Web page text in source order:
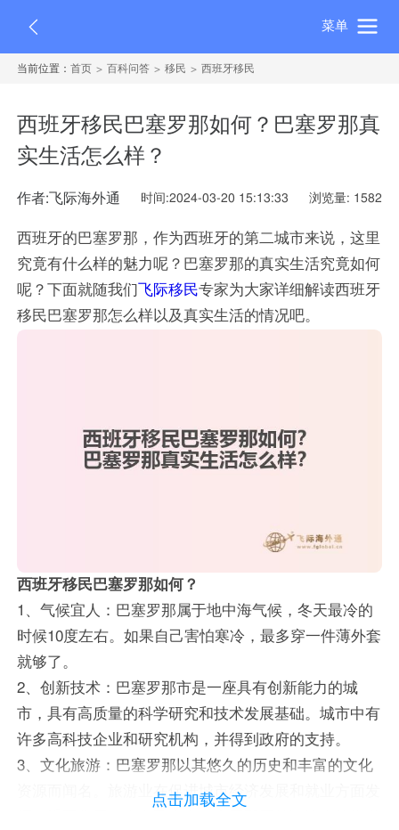
菜单
当前位置：首页 百科问答 移民 西班牙移民
西班牙移民巴塞罗那如何？巴塞罗那真
实生活怎么样？
作者:飞际海外通 时间:2024-03-20 15:13:33 浏览量: 1582
西班牙的巴塞罗那，作为西班牙的第二城市来说，这里
究竟有什么样的魅力呢？巴塞罗那的真实生活究竟如何
呢？下面就随我们
飞际移民专家为大家详细解读西班牙
移民巴塞罗那怎么样以及真实生活的情况吧。
西班牙移民巴塞罗那如何？
1、气候宜人：巴塞罗那属于地中海气候，冬天最冷的
时候10度左右。如果自己害怕寒冷，最多穿一件薄外套
就够了。
2、创新技术：巴塞罗那市是一座具有创新能力的城
市，具有高质量的科学研究和技术发展基础。城市中有
许多高科技企业和研究机构，并得到政府的支持。
3、文化旅游：巴塞罗那以其悠久的历史和丰富的文化
资源而闻名。旅游业在促进城市经济发展和就业方面发
点击加载全文